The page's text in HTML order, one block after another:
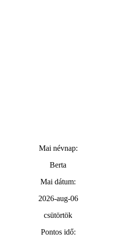
Mai névnap:
Berta
Mai dátum:
2026-aug-06
csütörtök
Pontos idő: